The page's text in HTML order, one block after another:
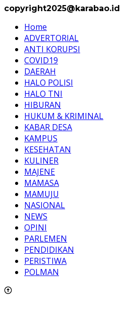
copyright2025@karabao.id
Home
ADVERTORIAL
ANTI KORUPSI
COVID19
DAERAH
HALO POLISI
HALO TNI
HIBURAN
HUKUM & KRIMINAL
KABAR DESA
KAMPUS
KESEHATAN
KULINER
MAJENE
MAMASA
MAMUJU
NASIONAL
NEWS
OPINI
PARLEMEN
PENDIDIKAN
PERISTIWA
POLMAN